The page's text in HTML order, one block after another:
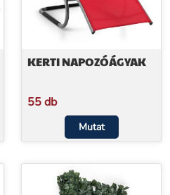
KERTI NAPOZÓÁGYAK
55 db
Mutat